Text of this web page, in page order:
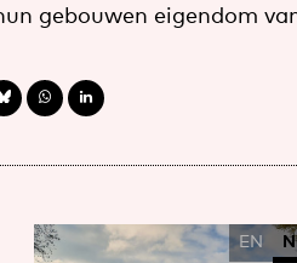
gebouwen eigendom
EN